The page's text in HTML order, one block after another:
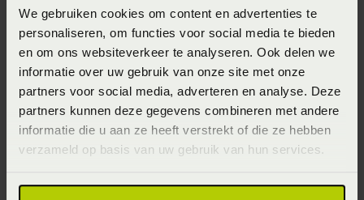
We gebruiken cookies om content en advertenties te
personaliseren, om functies voor social media te bieden
en om ons websiteverkeer te analyseren. Ook delen we
informatie over uw gebruik van onze site met onze
partners voor social media, adverteren en analyse. Deze
partners kunnen deze gegevens combineren met andere
informatie die u aan ze heeft verstrekt of die ze hebben
verzameld op basis van uw gebruik van hun services.
Afmeting
2-persoons 110-130 x 200-220 (110-130 x 200-220 cm)
Materiaal
95% katoen 5% Lycra ® (Katoen)
Seizoen